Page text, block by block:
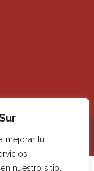
mejorar tu
nuestro sitio,